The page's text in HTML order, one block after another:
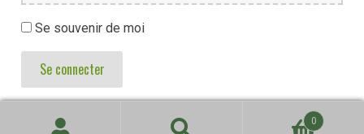
Se souvenir de moi
Se connecter
0